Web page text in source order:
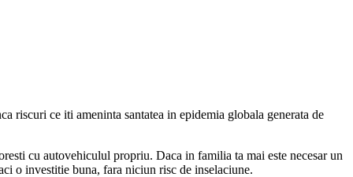
riscuri ce iti ameninta santatea in epidemia globala generata de
cu autovehiculul propriu. Daca in familia ta mai este necesar un
o investitie buna, fara niciun risc de inselaciune.